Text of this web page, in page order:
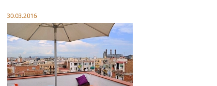
30.03.2016